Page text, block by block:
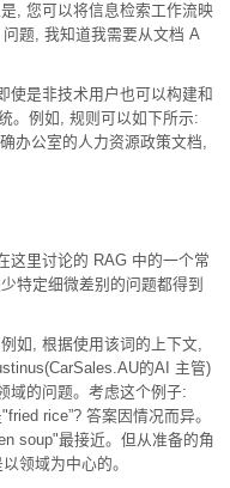
, 您可以将信息检索工作流映
题, 我知道我需要从文档 A
使是非技术用户也可以构建和
。例如, 规则可以如下所示:
办公室的人力资源政策文档,
这里讨论的 RAG 中的一个常
特定细微差别的问题都得到
如, 根据使用该词的上下文,
的AI 主管)
域的问题。考虑这个例子:
rice”? 答案因情况而异。
soup"最接近。但从准备的角
领域为中心的。